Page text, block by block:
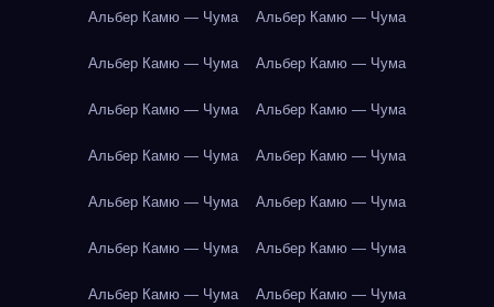
Альбер Камю — Чума Альбер Камю — Чума
Альбер Камю — Чума Альбер Камю — Чума
Альбер Камю — Чума Альбер Камю — Чума
Альбер Камю — Чума Альбер Камю — Чума
Альбер Камю — Чума Альбер Камю — Чума
Альбер Камю — Чума Альбер Камю — Чума
Альбер Камю — Чума Альбер Камю — Чума